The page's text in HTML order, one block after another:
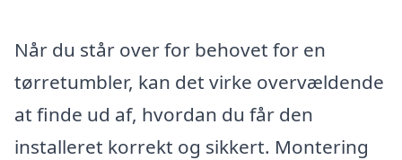
Når du står over for behovet for en
tørretumbler, kan det virke overvældende
at finde ud af, hvordan du får den
installeret korrekt og sikkert. Montering